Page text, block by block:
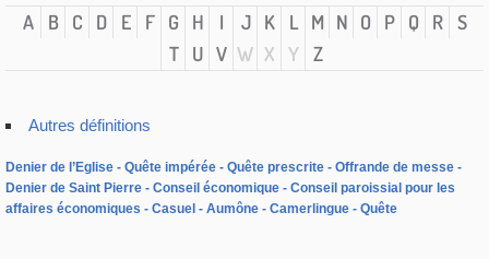
A B C D E F G H I J K L M N O P Q R S
T
U V W X Y Z
Autres définitions
Denier de l’Eglise Quête impérée Quête prescrite
Offrande de messe
Denier de Saint Pierre
Conseil économique
Conseil paroissial pour les
affaires économiques
Casuel Aumône Camerlingue Quête